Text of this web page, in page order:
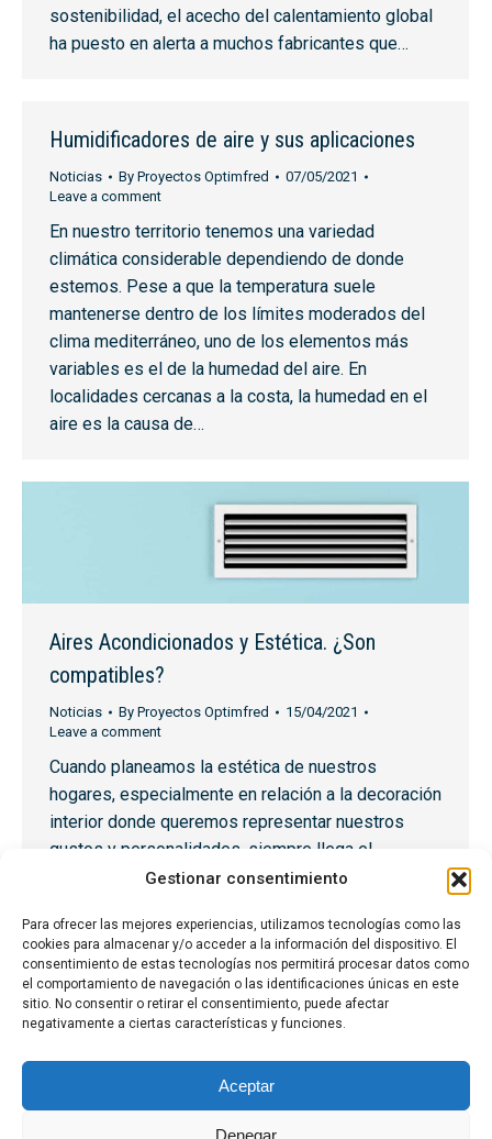
Gestionar consentimiento
Para ofrecer las mejores experiencias, utilizamos tecnologías como las
cookies para almacenar y/o acceder a la información del dispositivo. El
consentimiento de estas tecnologías nos permitirá procesar datos como
el comportamiento de navegación o las identificaciones únicas en este
sitio. No consentir o retirar el consentimiento, puede afectar
negativamente a ciertas características y funciones.
Aceptar
Denegar
sostenibilidad, el acecho del calentamiento global
ha puesto en alerta a muchos fabricantes que…
Humidificadores de aire y sus aplicaciones
Noticias By Proyectos Optimfred
07/05/2021
Leave a comment
En nuestro territorio tenemos una variedad
climática considerable dependiendo de donde
estemos. Pese a que la temperatura suele
mantenerse dentro de los límites moderados del
clima mediterráneo, uno de los elementos más
variables es el de la humedad del aire. En
localidades cercanas a la costa, la humedad en el
aire es la causa de…
Aires Acondicionados y Estética. ¿Son
compatibles?
Noticias By Proyectos Optimfred
15/04/2021
Leave a comment
Cuando planeamos la estética de nuestros
hogares, especialmente en relación a la decoración
interior donde queremos representar nuestros
gustos y personalidades, siempre llega el
momento en el que toca tener en cuenta la
preguntamos, ¿Los aires acondicionados y la
estética van de la mano? Te lo contamos todo en…